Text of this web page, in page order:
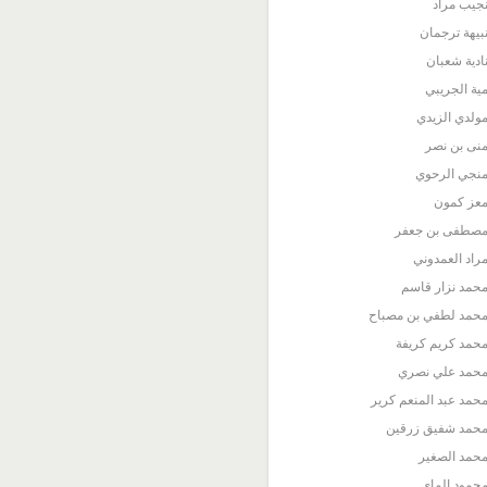
نجيب مراد
نبيهة ترجمان
نادية شعبان
مية الجريبي
مولدي الزيدي
منى بن نصر
منجي الرحوي
معز كمون
مصطفى بن جعفر
مراد العمدوني
محمد نزار قاسم
محمد لطفي بن مصباح
محمد كريم كريفة
محمد علي نصري
محمد عبد المنعم كرير
محمد شفيق زرقين
محمد الصغير